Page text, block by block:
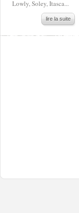
Lowly, Soley, Itasca...
lire la suite